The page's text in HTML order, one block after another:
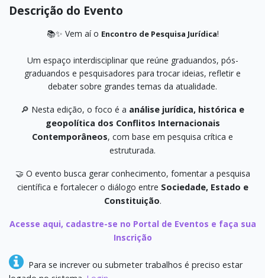
Descrição do Evento
📚✨ Vem aí o Encontro de Pesquisa Jurídica!
Um espaço interdisciplinar que reúne graduandos, pós-
graduandos e pesquisadores para trocar ideias, refletir e
debater sobre grandes temas da atualidade.
🔎 Nesta edição, o foco é a análise jurídica, histórica e
geopolítica dos Conflitos Internacionais
Contemporâneos, com base em pesquisa crítica e
estruturada.
🤝 O evento busca gerar conhecimento, fomentar a pesquisa
científica e fortalecer o diálogo entre Sociedade, Estado e
Constituição.
Acesse aqui, cadastre-se no Portal de Eventos e faça sua
Inscrição
Para se increver ou submeter trabalhos é preciso estar